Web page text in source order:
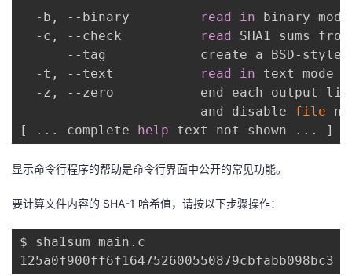
  -b, --binary
read in binary mode
  -c, --check
read
SHA1 sums
--tag            create a BSD-style
  -t, --text
read in text mode
-z, --zero           end each output
                       and disable
file
[
.. . complete help text not shown .. . ]
显示命令行程序的帮助是命令行界面中公开的常见功能。
要计算文件内容的 SHA-1 哈希值，请按以下步骤操作：
$ sha1sum main.c